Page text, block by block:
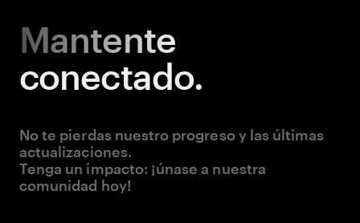
Mantente
conectado.
No te pierdas nuestro progreso y las últimas
actualizaciones.
Tenga un impacto: ¡únase a nuestra
comunidad hoy!